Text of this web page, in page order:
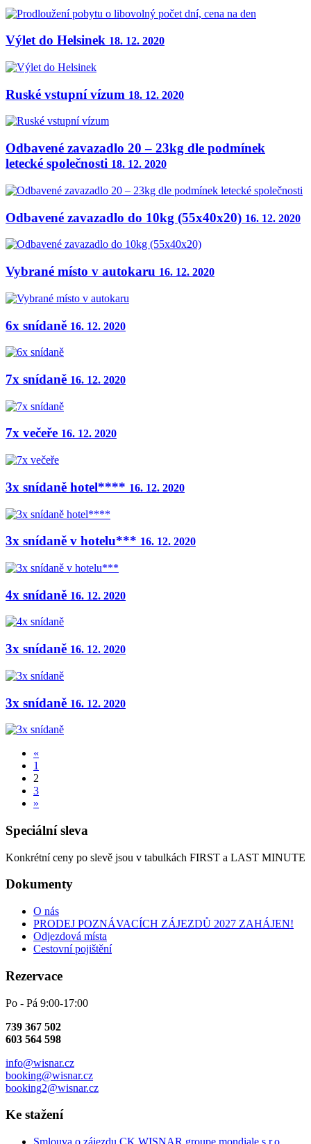
Výlet do Helsinek 18. 12. 2020
Ruské vstupní vízum 18. 12. 2020
Odbavené zavazadlo 20 – 23kg dle podmínek
letecké společnosti 18. 12. 2020
Odbavené zavazadlo do 10kg (55x40x20) 16. 12. 2020
Vybrané místo v autokaru 16. 12. 2020
6x snídaně 16. 12. 2020
7x snídaně 16. 12. 2020
7x večeře 16. 12. 2020
3x snídaně hotel**** 16. 12. 2020
3x snídaně v hotelu*** 16. 12. 2020
4x snídaně 16. 12. 2020
3x snídaně 16. 12. 2020
3x snídaně 16. 12. 2020
«
1
2
3
»
Speciální sleva
Konkrétní ceny po slevě jsou v tabulkách FIRST a LAST MINUTE
Dokumenty
O nás
PRODEJ POZNÁVACÍCH ZÁJEZDŮ 2027 ZAHÁJEN!
Odjezdová místa
Cestovní pojištění
Rezervace
Po - Pá 9:00-17:00
739 367 502
603 564 598
info@wisnar.cz
booking@wisnar.cz
booking2@wisnar.cz
Ke stažení
Smlouva o zájezdu CK WISNAR groupe mondiale s.r.o.